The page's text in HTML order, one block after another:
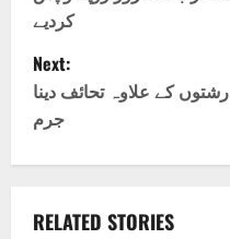
s
t
n
کردیے
Next:
کے علاوہ تحائف دینا
جرم
RELATED STORIES